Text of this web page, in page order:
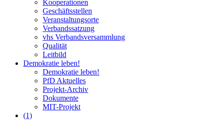
Kooperationen
Geschäftsstellen
Veranstaltungsorte
Verbandssatzung
vhs Verbandsversammlung
Qualität
Leitbild
Demokratie leben!
Demokratie leben!
PfD Aktuelles
Projekt-Archiv
Dokumente
MIT-Projekt
(1)